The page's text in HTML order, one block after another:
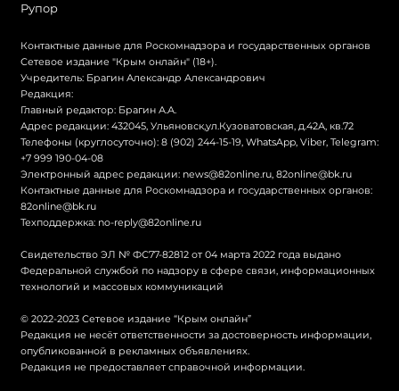
Рупор
Контактные данные для Роскомнадзора и государственных органов
Сетевое издание "Крым онлайн" (18+).
Учредитель: Брагин Александр Александрович
Редакция:
Главный редактор: Брагин А.А.
Адрес редакции: 432045, Ульяновск,ул.Кузоватовская, д.42А, кв.72
Телефоны (круглосуточно): 8 (902) 244-15-19, WhatsApp, Viber, Telegram:
+7 999 190-04-08
Электронный адрес редакции: news@82online.ru, 82online@bk.ru
Контактные данные для Роскомнадзора и государственных органов:
82online@bk.ru
Техподдержка: no-reply@82online.ru
Свидетельство ЭЛ № ФС77-82812 от 04 марта 2022 года выдано
Федеральной службой по надзору в сфере связи, информационных
технологий и массовых коммуникаций
© 2022-2023 Сетевое издание “Крым онлайн”
Редакция не несёт ответственности за достоверность информации,
опубликованной в рекламных объявлениях.
Редакция не предоставляет справочной информации.